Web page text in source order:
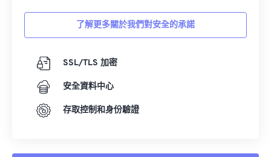
了解更多關於我們對安全的承諾
SSL/TLS 加密
安全資料中心
存取控制和身份驗證